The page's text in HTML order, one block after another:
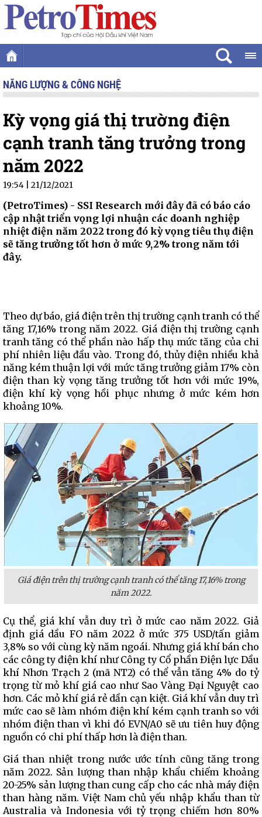
NĂNG LƯỢNG & CÔNG NGHỆ
Kỳ vọng giá thị trường điện
cạnh tranh tăng trưởng trong
năm 2022
19:54 | 21/12/2021
(PetroTimes) - SSI Research mới đây đã có báo cáo
cập nhật triển vọng lợi nhuận các doanh nghiệp
nhiệt điện năm 2022 trong đó kỳ vọng tiêu thụ điện
sẽ tăng trưởng tốt hơn ở mức 9,2% trong năm tới
đây.
Theo dự báo, giá điện trên thị trường cạnh tranh có thể
tăng 17,16% trong năm 2022. Giá điện thị trường cạnh
tranh tăng có thể phần nào hấp thụ mức tăng của chi
phí nhiên liệu đầu vào. Trong đó, thủy điện nhiều khả
năng kém thuận lợi với mức tăng trưởng giảm 17% còn
điện than kỳ vọng tăng trưởng tốt hơn với mức 19%,
điện khí kỳ vọng hồi phục nhưng ở mức kém hơn
khoảng 10%.
Giá điện trên thị trường cạnh tranh có thể tăng 17,16% trong
năm 2022.
Cụ thể, giá khí vẫn duy trì ở mức cao năm 2022. Giả
định giá dầu FO năm 2022 ở mức 375 USD/tấn giảm
3,8% so với cùng kỳ năm ngoái. Nhưng giá khí bán cho
các công ty điện khí như Công ty Cổ phần Điện lực Dầu
khí Nhơn Trạch 2 (mã NT2) có thể vẫn tăng 4% do tỷ
trọng từ mỏ khí giá cao như Sao Vàng Đại Nguyệt cao
hơn. Các mỏ khí giá rẻ dần cạn kiệt. Giá khí vẫn duy trì
mức cao sẽ làm nhóm điện khí kém cạnh tranh so với
nhóm điện than vì khi đó EVN/A0 sẽ ưu tiên huy động
nguồn có chi phí thấp hơn là điện than.
Giá than nhiệt trong nước ước tính cũng tăng trong
năm 2022. Sản lượng than nhập khẩu chiếm khoảng
20-25% sản lượng than cung cấp cho các nhà máy điện
than hàng năm. Việt Nam chủ yếu nhập khẩu than từ
Australia và Indonesia với tỷ trọng chiếm hơn 80%